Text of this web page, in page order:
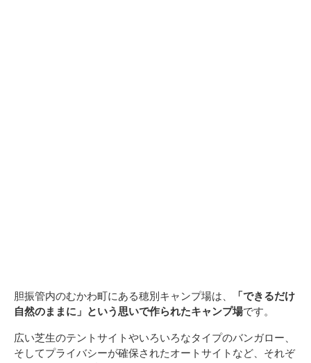
胆振管内のむかわ町にある穂別キャンプ場は、
「できるだけ
自然のままに」という思いで作られたキャンプ場です。
広い芝生のテントサイトやいろいろなタイプのバンガロー、
そしてプライバシーが確保されたオートサイトなど、それぞ